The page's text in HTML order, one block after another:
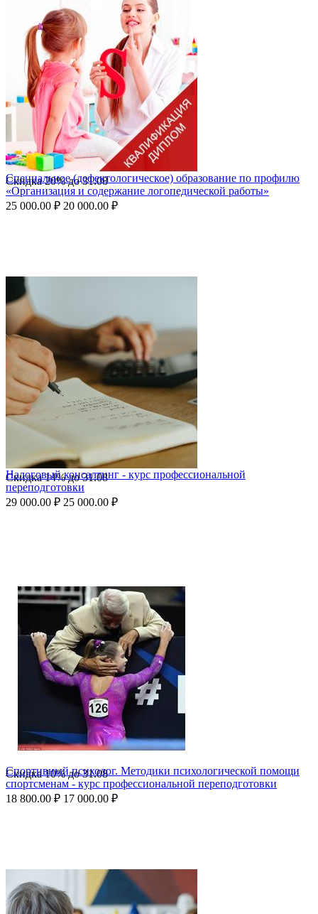
Скидка20%до31.08
Специальное (дефектологическое) образование по профилю
«Организация и содержание логопедической работы»
25 000.00 ₽ 20 000.00 ₽
Скидка14%до31.08
Налоговый консалтинг - курс профессиональной
переподготовки
29 000.00 ₽ 25 000.00 ₽
Скидка10%до31.08
Спортивный психолог. Методики психологической помощи
спортсменам - курс профессиональной переподготовки
18 800.00 ₽ 17 000.00 ₽